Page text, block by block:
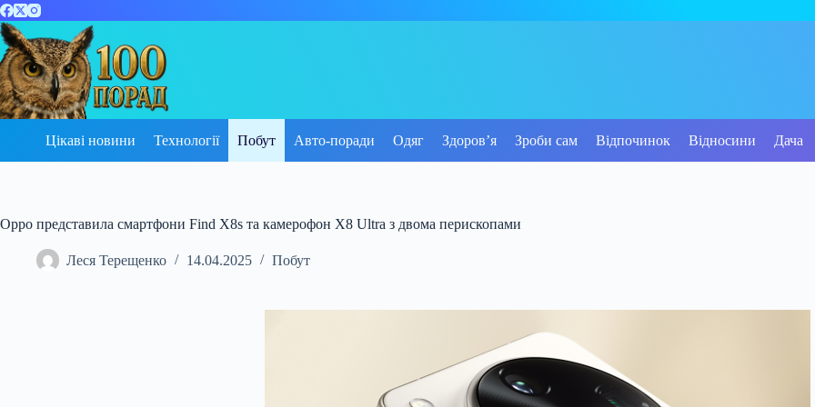
Перейти
до
вмісту
Цікаві новини Технології Побут Авто-поради Одяг Здоров’я Зроби сам Відпочинок Відносини Дача
Oppo представила смартфони Find X8s та камерофон X8 Ultra з двома перископами
Леся Терещенко 14.04.2025 Побут